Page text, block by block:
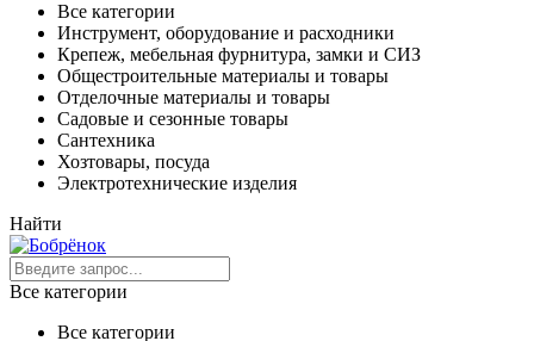
Все категории
Инструмент, оборудование и расходники
Крепеж, мебельная фурнитура, замки и СИЗ
Общестроительные материалы и товары
Отделочные материалы и товары
Садовые и сезонные товары
Сантехника
Хозтовары, посуда
Электротехнические изделия
Найти
Все категории
Все категории